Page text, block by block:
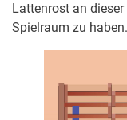
Lattenrost an
Spielraum zu haben.